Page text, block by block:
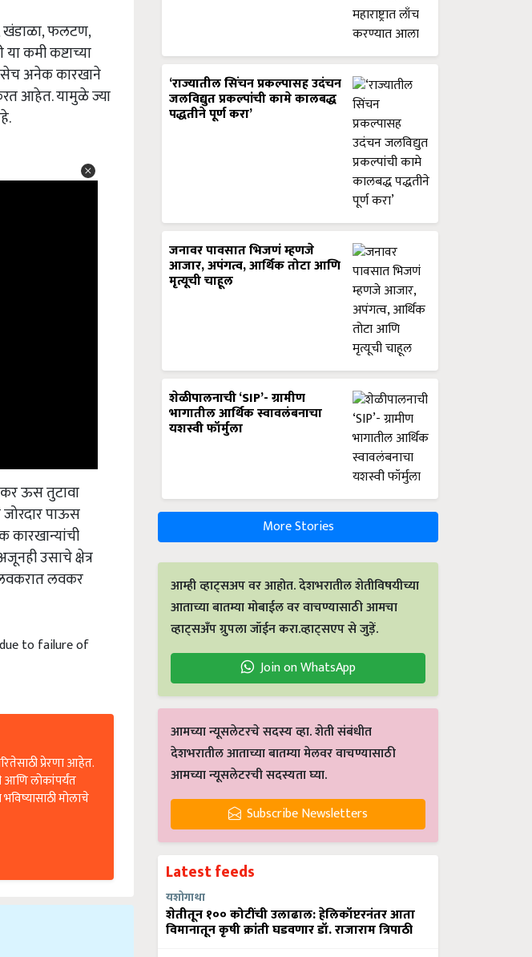
खंडाळा, फलटण,
कमी कष्टाच्या
अनेक कारखाने
आहेत. यामुळे ज्या
ऊस तुटावा
पाऊस
उसाचे क्षेत्र
लवकर
to failure of
प्रेरणा आहेत.
आणि लोकांपर्यंत
मोलाचे
‘राज्यातील सिंचन प्रकल्पासह उदंचन
जलविद्युत प्रकल्पांची कामे कालबद्ध
पद्धतीने पूर्ण करा’
जनावर पावसात भिजणं म्हणजे
आजार, अपंगत्व, आर्थिक तोटा आणि
मृत्यूची चाहूल
शेळीपालनाची ‘SIP’- ग्रामीण
भागातील आर्थिक स्वावलंबनाचा
यशस्वी फॉर्मुला
More Stories
आम्ही व्हाट्सअप वर आहोत. देशभरातील शेतीविषयीच्या
आताच्या बातम्या मोबाईल वर वाचण्यासाठी आमचा
व्हाट्सअँप ग्रुपला जॉईन करा.व्हाट्सएप से जुड़ें.
Join on WhatsApp
आमच्या न्यूसलेटरचे सदस्य व्हा. शेती संबंधीत
देशभरातील आताच्या बातम्या मेलवर वाचण्यासाठी
आमच्या न्यूसलेटरची सदस्यता घ्या.
Subscribe Newsletters
Latest feeds
यशोगाथा
शेतीतून १०० कोटींची उलाढाल: हेलिकॉप्टरनंतर आता
विमानातून कृषी क्रांती घडवणार डॉ. राजाराम त्रिपाठी